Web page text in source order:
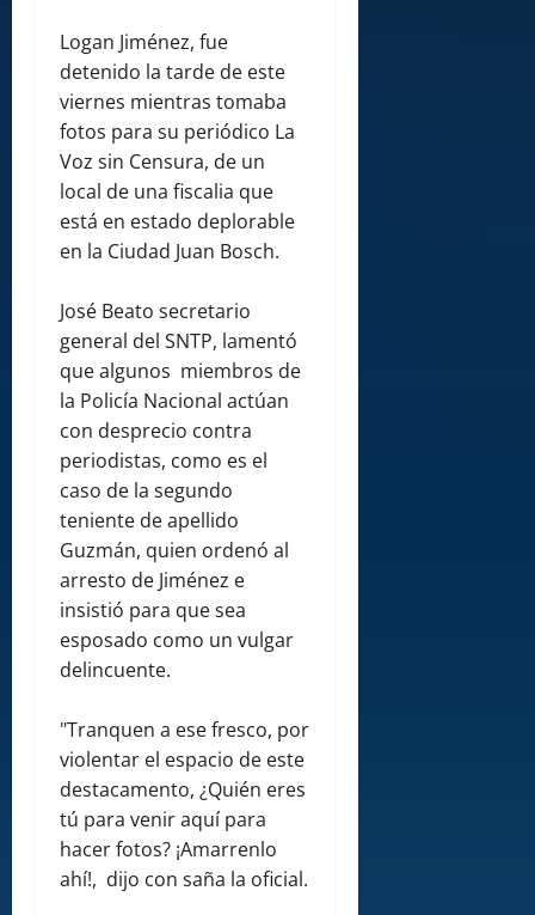
Logan Jiménez, fue
detenido la tarde de este
viernes mientras tomaba
fotos para su periódico La
Voz sin Censura, de un
local de una fiscalia que
está en estado deplorable
en la Ciudad Juan Bosch.
José Beato secretario
general del SNTP, lamentó
que algunos miembros de
la Policía Nacional actúan
con desprecio contra
periodistas, como es el
caso de la segundo
teniente de apellido
Guzmán, quien ordenó al
arresto de Jiménez e
insistió para que sea
esposado como un vulgar
delincuente.
"Tranquen a ese fresco, por
violentar el espacio de este
destacamento, ¿Quién eres
tú para venir aquí para
hacer fotos? ¡Amarrenlo
ahí!, dijo con saña la oficial.